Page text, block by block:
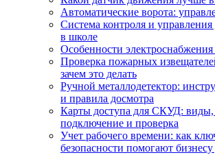
Автоматические ворота:
Система контроля и
в школе
Особенности
Проверка пожарных
зачем это делать
Ручной металлодетектор:
и правила досмотра
Карты доступа для СКУД: виды,
подключение и проверка
Учет рабочего времени: как
безопасности помогают